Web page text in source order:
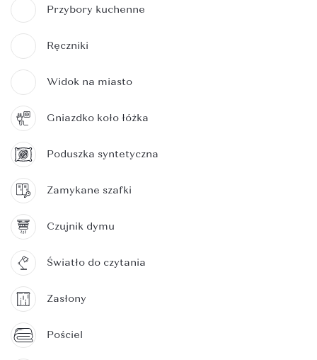
Przybory kuchenne
Ręczniki
Widok na miasto
Gniazdko koło łóżka
Poduszka syntetyczna
Zamykane szafki
Czujnik dymu
Światło do czytania
Zasłony
Pościel